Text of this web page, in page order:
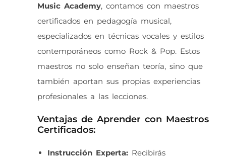
Music Academy, contamos con maestros
certificados en pedagogía musical,
especializados en técnicas vocales y estilos
contemporáneos como Rock & Pop. Estos
maestros no solo enseñan teoría, sino que
también aportan sus propias experiencias
profesionales a las lecciones.
Ventajas de Aprender con Maestros
Certificados:
Instrucción Experta:Recibirás